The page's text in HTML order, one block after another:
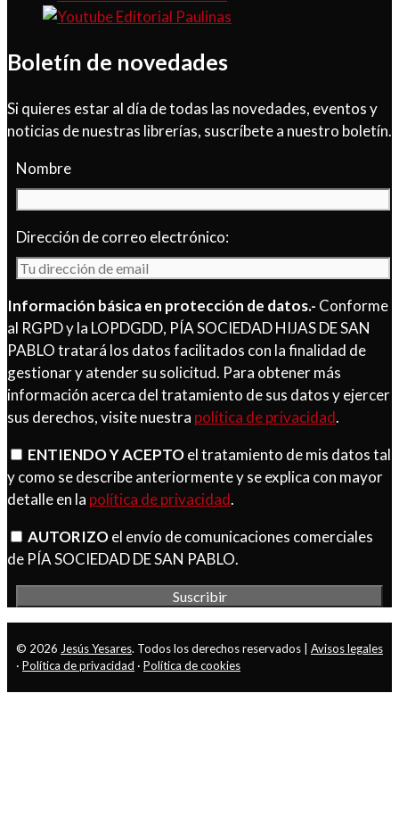
Boletín de novedades
Si quieres estar al día de todas las novedades, eventos y
noticias de nuestras librerías, suscríbete a nuestro boletín.
Nombre
Dirección de correo electrónico:
Información básica en protección de datos.- Conforme
al RGPD y la LOPDGDD, PÍA SOCIEDAD HIJAS DE SAN
PABLO tratará los datos facilitados con la finalidad de
gestionar y atender su solicitud. Para obtener más
información acerca del tratamiento de sus datos y ejercer
sus derechos, visite nuestra política de privacidad.
ENTIENDO Y ACEPTOel tratamiento de mis datos tal
y como se describe anteriormente y se explica con mayor
detalle en la política de privacidad.
AUTORIZOel envío de comunicaciones comerciales
de PÍA SOCIEDAD DE SAN PABLO.
© 2026 Jesús Yesares. Todos los derechos reservados | Avisos legales
· Política de privacidad · Política de cookies